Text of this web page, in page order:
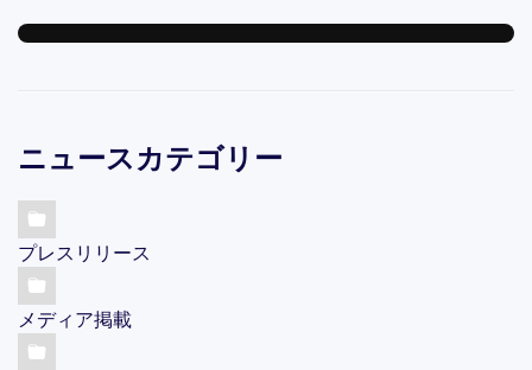
ニュースカテゴリー
プレスリリース
メディア掲載